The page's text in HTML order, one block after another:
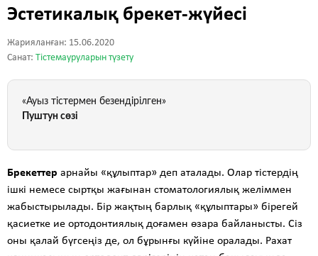
Эстетикалық брекет-жүйесі
Жарияланған: 15.06.2020
Санат: Тістемауруларын түзету
«Ауыз тістермен безендірілген»
Пуштун сөзі
Брекеттер арнайы «құлыптар» деп аталады. Олар тістердің
ішкі немесе сыртқы жағынан стоматологиялық желіммен
жабыстырылады. Бір жақтың барлық «құлыптары» бірегей
қасиетке ие ортодонтиялық доғамен өзара байланысты. Сіз
оны қалай бүгсеңіз де, ол бұрынғы күйіне оралады. Рахат